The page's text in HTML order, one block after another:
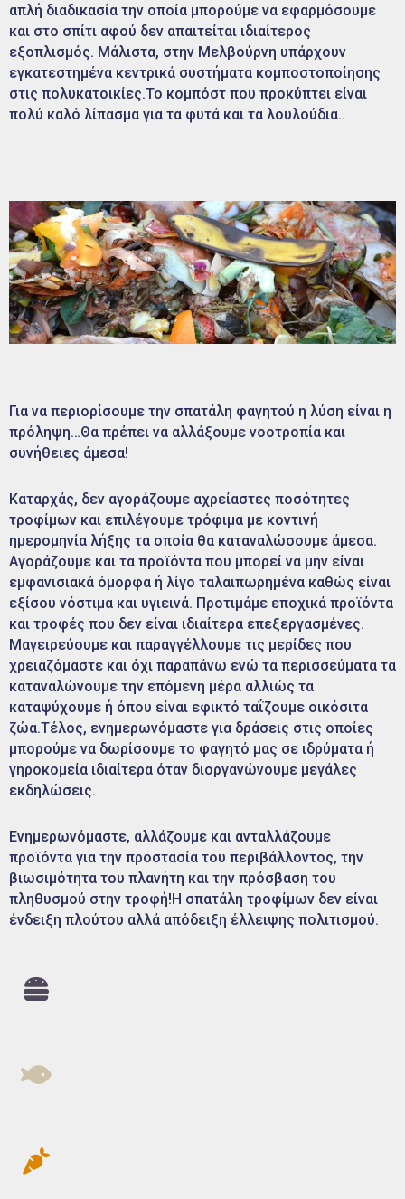
απλή διαδικασία την οποία μπορούμε να εφαρμόσουμε
και στο σπίτι αφού δεν απαιτείται ιδιαίτερος
εξοπλισμός. Μάλιστα, στην Μελβούρνη υπάρχουν
εγκατεστημένα κεντρικά συστήματα κομποστοποίησης
στις πολυκατοικίες.Το κομπόστ που προκύπτει είναι
πολύ καλό λίπασμα για τα φυτά και τα λουλούδια..
Για να περιορίσουμε την σπατάλη φαγητού η λύση είναι η
πρόληψη…Θα πρέπει να αλλάξουμε νοοτροπία και
συνήθειες άμεσα!
Καταρχάς, δεν αγοράζουμε αχρείαστες ποσότητες
τροφίμων και επιλέγουμε τρόφιμα με κοντινή
ημερομηνία λήξης τα οποία θα καταναλώσουμε άμεσα.
Αγοράζουμε και τα προϊόντα που μπορεί να μην είναι
εμφανισιακά όμορφα ή λίγο ταλαιπωρημένα καθώς είναι
εξίσου νόστιμα και υγιεινά. Προτιμάμε εποχικά προϊόντα
και τροφές που δεν είναι ιδιαίτερα επεξεργασμένες.
Μαγειρεύουμε και παραγγέλλουμε τις μερίδες που
χρειαζόμαστε και όχι παραπάνω ενώ τα περισσεύματα τα
καταναλώνουμε την επόμενη μέρα αλλιώς τα
καταψύχουμε ή όπου είναι εφικτό ταΐζουμε οικόσιτα
ζώα.Τέλος, ενημερωνόμαστε για δράσεις στις οποίες
μπορούμε να δωρίσουμε το φαγητό μας σε ιδρύματα ή
γηροκομεία ιδιαίτερα όταν διοργανώνουμε μεγάλες
εκδηλώσεις.
Ενημερωνόμαστε, αλλάζουμε και ανταλλάζουμε
προϊόντα για την προστασία του περιβάλλοντος, την
βιωσιμότητα του πλανήτη και την πρόσβαση του
πληθυσμού στην τροφή!Η σπατάλη τροφίμων δεν είναι
ένδειξη πλούτου αλλά απόδειξη έλλειψης πολιτισμού.